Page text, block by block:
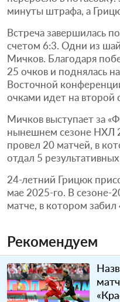
минуты штрафа, а
Встреча завершилась
счетом 6:3. Одни из
Мичков. Благодаря
25 очков и поднялась
Восточной
очками идет на второй
Мичков выступает за
нынешнем сезоне НХЛ
провел 20 матчей, в
отдал 5
24-летний Грицюк
мае 2025-го. В сезоне-
матче, в котором забил
Рекомендуем